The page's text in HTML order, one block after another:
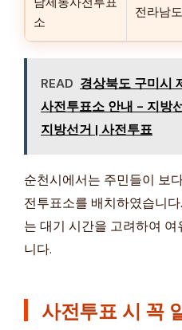
소
전라남
READ 경상북도 구미시
사전투표소 안내 - 지방
지방선거 | 사전투표
순천시에서는 주민들이 보
전투표소를 배치하였습니
는 대기 시간을 고려하여
니다.
사전투표 시 꼭